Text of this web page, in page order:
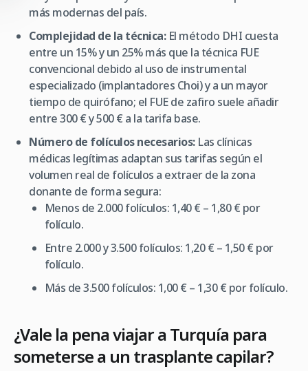
más modernas del país.
Complejidad de la técnica:El método DHI cuesta
entre un 15% y un 25% más que la técnica FUE
convencional debido al uso de instrumental
especializado (implantadores Choi) y a un mayor
tiempo de quirófano; el FUE de zafiro suele añadir
entre 300 € y 500 € a la tarifa base.
Número de folículos necesarios:Las clínicas
médicas legítimas adaptan sus tarifas según el
volumen real de folículos a extraer de la zona
donante de forma segura:
Menos de 2.000 folículos: 1,40 € – 1,80 € por
folículo.
Entre 2.000 y 3.500 folículos: 1,20 € – 1,50 € por
folículo.
Más de 3.500 folículos: 1,00 € – 1,30 € por folículo.
¿Vale la pena viajar a Turquía para
someterse a un trasplante capilar?